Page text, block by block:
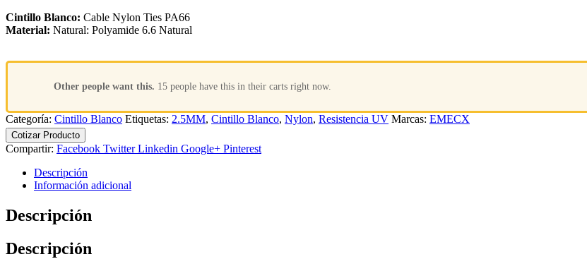
Cintillo Blanco: Cable Nylon Ties PA66
Material: Natural: Polyamide 6.6 Natural
Other people want this. 15 people have this in their carts right now.
Categoría: Cintillo Blanco Etiquetas: 2.5MM, Cintillo Blanco, Nylon, Resistencia UV Marcas: EMECX
Cotizar Producto
Compartir: Facebook Twitter Linkedin Google+ Pinterest
Descripción
Información adicional
Descripción
Descripción